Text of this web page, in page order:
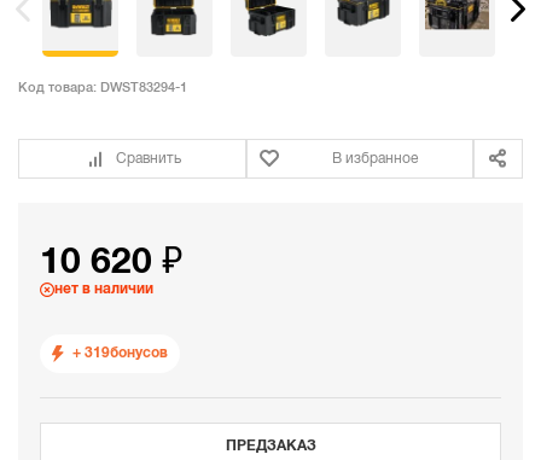
Код товара: DWST83294-1
Сравнить В избранное
10 620 ₽
нет в наличии
+ 319бонусов
ПРЕДЗАКАЗ